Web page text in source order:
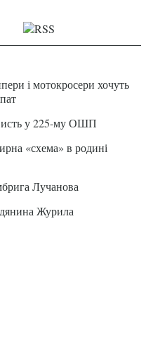
і мотокросери хочуть
у 225-му ОШП
«схема» в родині
Лучанова
Журила